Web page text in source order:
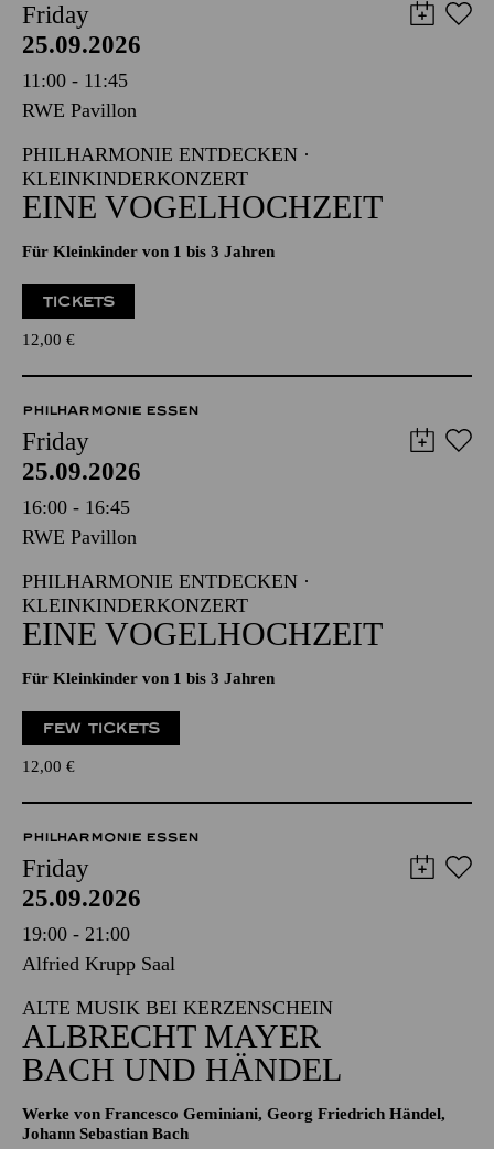
Friday
25.09.2026
11:00 - 11:45
RWE Pavillon
PHILHARMONIE ENTDECKEN ·
KLEINKINDERKONZERT
EINE VOGELHOCHZEIT
Für Kleinkinder von 1 bis 3 Jahren
TICKETS
12,00 €
PHILHARMONIE ESSEN
Friday
25.09.2026
16:00 - 16:45
RWE Pavillon
PHILHARMONIE ENTDECKEN ·
KLEINKINDERKONZERT
EINE VOGELHOCHZEIT
Für Kleinkinder von 1 bis 3 Jahren
FEW TICKETS
12,00 €
PHILHARMONIE ESSEN
Friday
25.09.2026
19:00 - 21:00
Alfried Krupp Saal
ALTE MUSIK BEI KERZENSCHEIN
ALBRECHT MAYER
BACH UND HÄNDEL
Werke von Francesco Geminiani, Georg Friedrich Händel,
Johann Sebastian Bach